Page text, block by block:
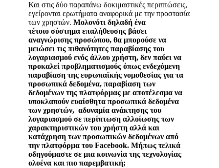
Και στις δύο παραπάνω δοκιμαστικές περιπτώσεις,
εγείρονται ερωτήματα αναφορικά με την προστασία
των χρηστών. Μολονότι δηλαδή ένα
τέτοιο σύστημα επαλήθευσης βάσει
αναγνώρισης προσώπου, θα μπορούσε να
μειώσει τις πιθανότητες παραβίασης του
λογαριασμού ενός άλλου χρήστη, δεν παύει να
προκαλεί προβληματισμούς όπως ενδεχόμενη
παραβίαση της ευρωπαϊκής νομοθεσίας για τα
προσωπικά δεδομένα, παραβίαση των
δεδομένων της πλατφόρμας με αποτέλεσμα να
υποκλαπούν ευαίσθητα προσωπικά δεδομένα
των χρηστών, αδυναμία ανάκτησης του
λογαριασμού σε περίπτωση αλλοίωσης των
χαρακτηριστικών του χρήστη αλλά και
κατάχρηση των προσωπικών δεδομένων από
την πλατφόρμα του Facebook. Μήπως τελικά
οδηγούμαστε σε μια κοινωνία της τεχνολογίας
ολοένα και πιο παρεμβατική;